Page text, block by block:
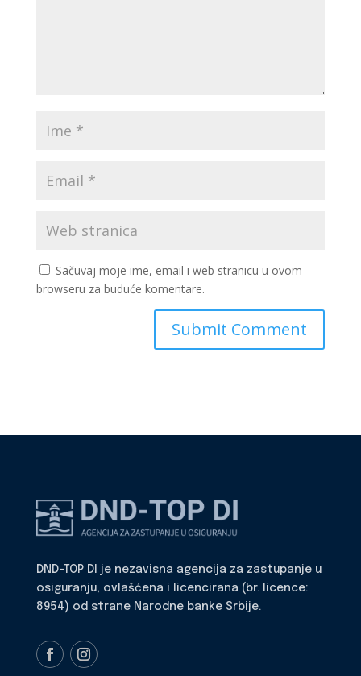
Sačuvaj moje ime, email i web stranicu u ovom
browseru za buduće komentare.
DND-TOP DI je nezavisna agencija za zastupanje u
osiguranju, ovlašćena i licencirana (br. licence:
8954) od strane Narodne banke Srbije.